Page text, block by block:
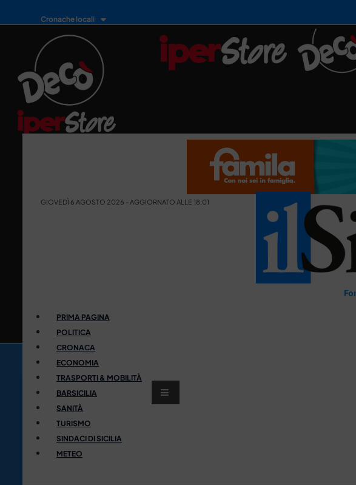
Cronache locali
GIOVEDÌ 6 AGOSTO 2026 - AGGIORNATO ALLE 18:01
PRIMA PAGINA
POLITICA
CRONACA
ECONOMIA
TRASPORTI & MOBILITÀ
BARSICILIA
SANITÀ
TURISMO
SINDACI DI SICILIA
METEO